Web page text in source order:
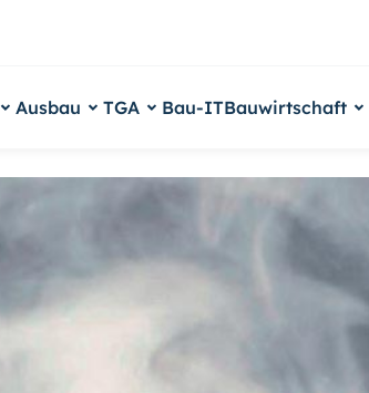
Ausbau TGA Bau-ITBauwirtschaft